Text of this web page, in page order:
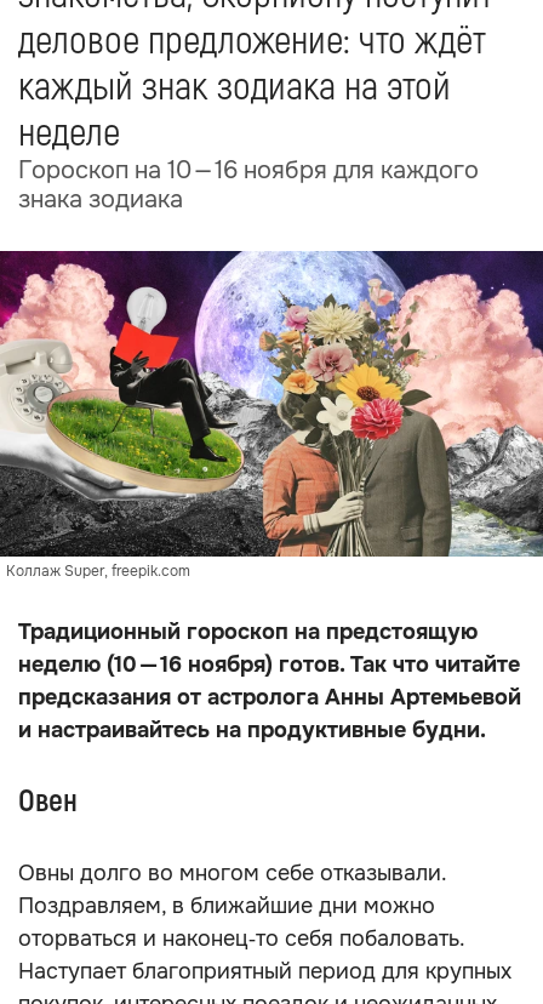
деловое предложение: что ждёт
каждый знак зодиака на этой
неделе
Гороскоп на 10 — 16 ноября для каждого
знака зодиака
Коллаж Super, freepik.com
Традиционный гороскоп на предстоящую
неделю (10 — 16 ноября) готов. Так что читайте
предсказания от астролога Анны Артемьевой
и настраивайтесь на продуктивные будни.
Овен
Овны долго во многом себе отказывали.
Поздравляем, в ближайшие дни можно
оторваться и наконец‑то себя побаловать.
Наступает благоприятный период для крупных